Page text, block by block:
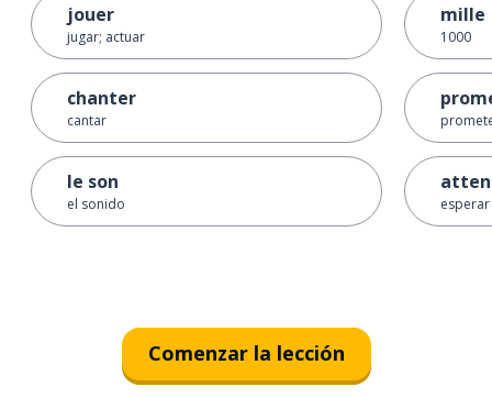
jouer
jugar; actuar
chanter
cantar
le son
el sonido
mille
1000
esperar
Comenzar la lección